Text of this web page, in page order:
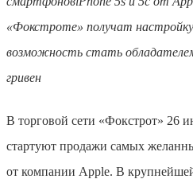
«Фокстроте» получат настройку
возможность стать
гривен
В торговой сети «Фокстрот» 26
стартуют продажи самых
от компании Apple. В